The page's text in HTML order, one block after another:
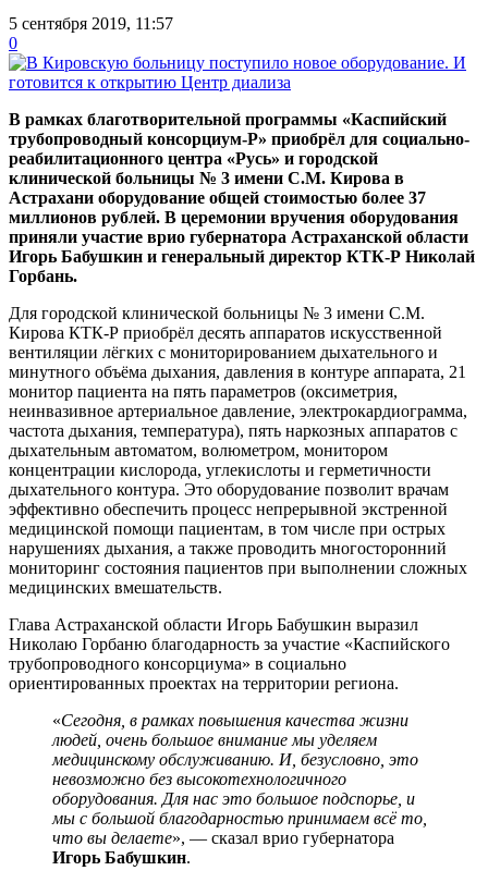
5 сентября 2019, 11:57
0
В рамках благотворительной программы «Каспийский
трубопроводный консорциум-Р» приобрёл для социально-
реабилитационного центра «Русь» и городской
клинической больницы № 3 имени С.М. Кирова в
Астрахани оборудование общей стоимостью более 37
миллионов рублей. В церемонии вручения оборудования
приняли участие врио губернатора Астраханской области
Игорь Бабушкин и генеральный директор КТК-Р Николай
Горбань.
Для городской клинической больницы № 3 имени С.М.
Кирова КТК-Р приобрёл десять аппаратов искусственной
вентиляции лёгких с мониторированием дыхательного и
минутного объёма дыхания, давления в контуре аппарата, 21
монитор пациента на пять параметров (оксиметрия,
неинвазивное артериальное давление, электрокардиограмма,
частота дыхания, температура), пять наркозных аппаратов с
дыхательным автоматом, волюметром, монитором
концентрации кислорода, углекислоты и герметичности
дыхательного контура. Это оборудование позволит врачам
эффективно обеспечить процесс непрерывной экстренной
медицинской помощи пациентам, в том числе при острых
нарушениях дыхания, а также проводить многосторонний
мониторинг состояния пациентов при выполнении сложных
медицинских вмешательств.
Глава Астраханской области Игорь Бабушкин выразил
Николаю Горбаню благодарность за участие «Каспийского
трубопроводного консорциума» в социально
ориентированных проектах на территории региона.
«Сегодня, в рамках повышения качества жизни
людей, очень большое внимание мы уделяем
медицинскому обслуживанию. И, безусловно, это
невозможно без высокотехнологичного
оборудования. Для нас это большое подспорье, и
мы с большой благодарностью принимаем всё то,
что вы делаете», — сказал врио губернатора
Игорь Бабушкин.